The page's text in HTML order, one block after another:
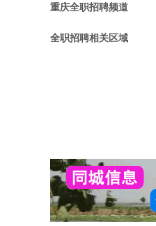
重庆全职招聘频道
全职招聘相关区域